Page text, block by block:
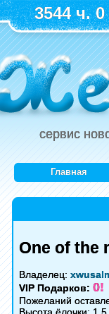
3544 ч.
сервис
Главная
One of the
Владелец:
VIP Подарков: 0!
Пожеланий